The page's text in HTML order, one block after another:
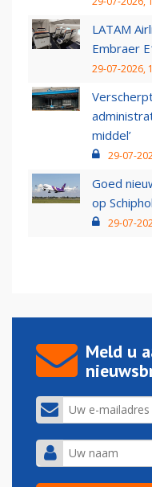
LATAM
Embraer
29-07-2026,
middel’
29-07-
Goed
op
29-07-
Meld u